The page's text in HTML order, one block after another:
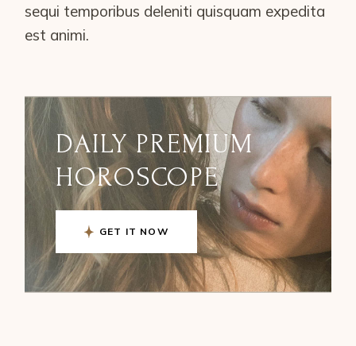
sequi temporibus deleniti quisquam expedita
est animi.
DAILY PREMIUM
HOROSCOPE
GET IT NOW